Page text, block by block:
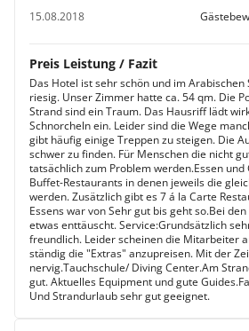
15.08.2018
Preis Leistung / Fazit
Das Hotel ist sehr schön und im
riesig. Unser Zimmer hatte ca. 54 qm. Die
Strand sind ein Traum. Das Hausriff lädt
Schnorcheln ein. Leider sind die Wege
gibt häufig einige Treppen zu steigen. Die
schwer zu finden. Für Menschen die nicht
tatsächlich zum Problem werden.Essen und
Buffet-Restaurants in denen jeweils die
werden. Zusätzlich gibt es 7 á la Carte
Essens war von Sehr gut bis geht so.Bei
etwas enttäuscht. Service:Grundsätzlich
freundlich. Leider scheinen die Mitarbeiter
ständig die "Extras" anzupreisen. Mit der
nervig.Tauchschule/ Diving Center.Am
gut. Aktuelles Equipment und gute
Und Strandurlaub sehr gut geeignet.